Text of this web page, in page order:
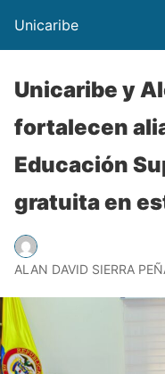
Unicaribe
Unicaribe y
fortalecen
Educación
gratuita en
ALAN DAVID SIERRA